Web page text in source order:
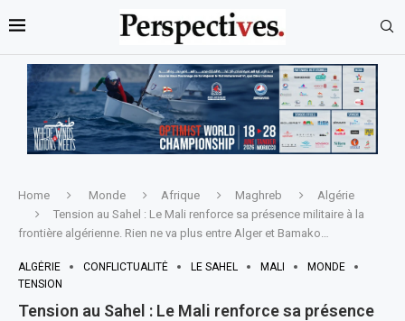
Home Monde Afrique Maghreb
Algérie
Tension au Sahel : Le Mali renforce sa présence militaire à la
frontière algérienne. Rien ne va plus entre Alger et Bamako…
ALGÉRIE CONFLICTUALITÉ LE SAHEL MALI
MONDE
TENSION
Tension au Sahel : Le Mali renforce sa présence